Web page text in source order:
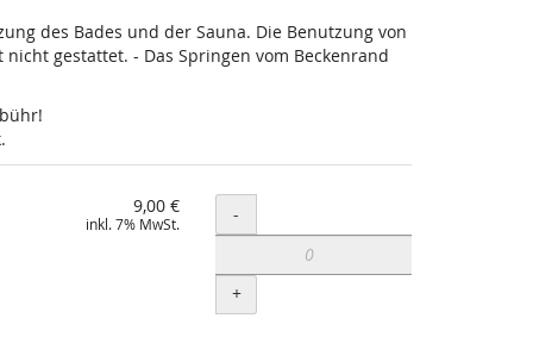
des Bades und der Sauna. Die Benutzung von
gestattet. - Das Springen vom Beckenrand
9,00 €
inkl. 7% MwSt. Menge
-
+